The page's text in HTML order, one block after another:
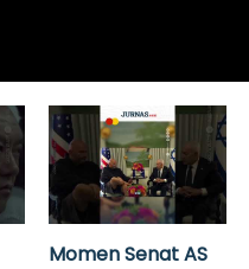
Momen Senat AS